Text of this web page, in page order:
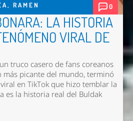
, RAMEN 0
LA HISTORIA
VIRAL DE
truco casero de fans coreanos
más picante del mundo, terminó
en TikTok que hizo temblar la
es la historia real del Buldak